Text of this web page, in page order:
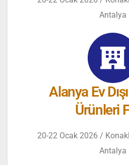
Antalya
Alanya Ev
Ürünleri
20-22 Ocak 2026 /
Antalya